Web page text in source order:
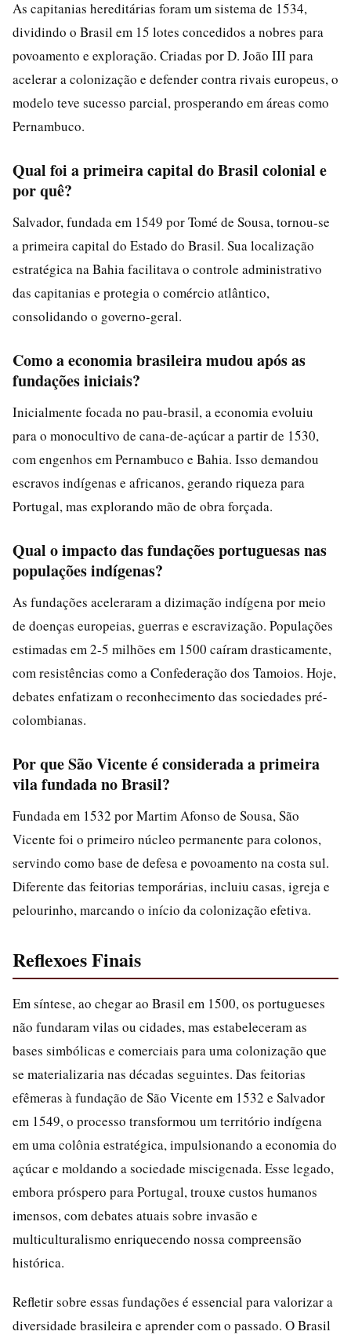
As capitanias hereditárias foram um sistema de 1534,
dividindo o Brasil em 15 lotes concedidos a nobres para
povoamento e exploração. Criadas por D. João III para
acelerar a colonização e defender contra rivais europeus, o
modelo teve sucesso parcial, prosperando em áreas como
Pernambuco.
Qual foi a primeira capital do Brasil colonial e
por quê?
Salvador, fundada em 1549 por Tomé de Sousa, tornou-se
a primeira capital do Estado do Brasil. Sua localização
estratégica na Bahia facilitava o controle administrativo
das capitanias e protegia o comércio atlântico,
consolidando o governo-geral.
Como a economia brasileira mudou após as
fundações iniciais?
Inicialmente focada no pau-brasil, a economia evoluiu
para o monocultivo de cana-de-açúcar a partir de 1530,
com engenhos em Pernambuco e Bahia. Isso demandou
escravos indígenas e africanos, gerando riqueza para
Portugal, mas explorando mão de obra forçada.
Qual o impacto das fundações portuguesas nas
populações indígenas?
As fundações aceleraram a dizimação indígena por meio
de doenças europeias, guerras e escravização. Populações
estimadas em 2-5 milhões em 1500 caíram drasticamente,
com resistências como a Confederação dos Tamoios. Hoje,
debates enfatizam o reconhecimento das sociedades pré-
colombianas.
Por que São Vicente é considerada a primeira
vila fundada no Brasil?
Fundada em 1532 por Martim Afonso de Sousa, São
Vicente foi o primeiro núcleo permanente para colonos,
servindo como base de defesa e povoamento na costa sul.
Diferente das feitorias temporárias, incluiu casas, igreja e
pelourinho, marcando o início da colonização efetiva.
Reflexoes Finais
Em síntese, ao chegar ao Brasil em 1500, os portugueses
não fundaram vilas ou cidades, mas estabeleceram as
bases simbólicas e comerciais para uma colonização que
se materializaria nas décadas seguintes. Das feitorias
efêmeras à fundação de São Vicente em 1532 e Salvador
em 1549, o processo transformou um território indígena
em uma colônia estratégica, impulsionando a economia do
açúcar e moldando a sociedade miscigenada. Esse legado,
embora próspero para Portugal, trouxe custos humanos
imensos, com debates atuais sobre invasão e
multiculturalismo enriquecendo nossa compreensão
histórica.
Refletir sobre essas fundações é essencial para valorizar a
diversidade brasileira e aprender com o passado. O Brasil